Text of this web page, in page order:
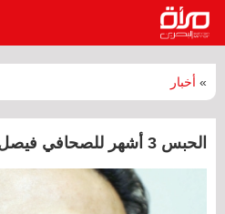
» أخبار
الحبس 3 أشهر للصحافي فيصل هيات بسبب تغريدة